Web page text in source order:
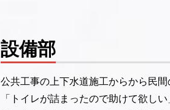
設備部
公共工事の上下水道施工からから民
「トイレが詰まったので助けて欲し